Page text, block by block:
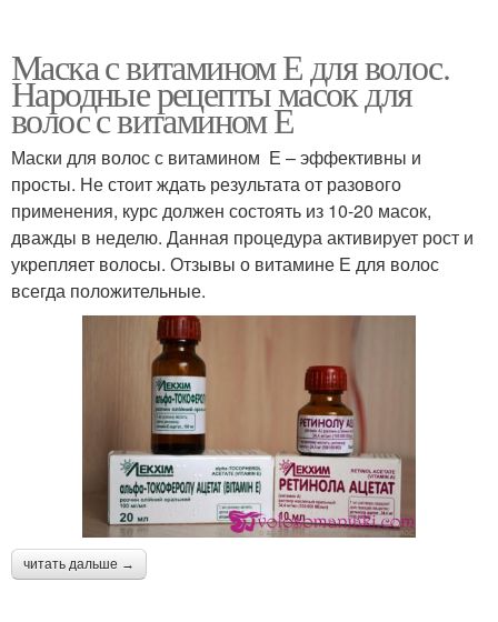
Маска с витамином Е для волос.
Народные рецепты масок для
волос с витамином Е
Маски для волос с витамином Е – эффективны и
просты. Не стоит ждать результата от разового
применения, курс должен состоять из 10-20 масок,
дважды в неделю. Данная процедура активирует рост и
укрепляет волосы. Отзывы о витамине Е для волос
всегда положительные.
читать дальше →